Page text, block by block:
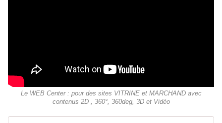
Le WEB Center : pour des sites VITRINE et MARCHAND avec
contenus 2D , 360°, 360deg, 3D et Vidéo